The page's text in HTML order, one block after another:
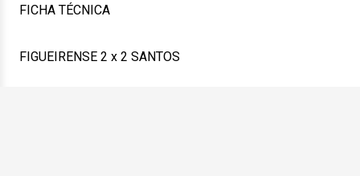
FICHA TÉCNICA
FIGUEIRENSE 2 x 2 SANTOS